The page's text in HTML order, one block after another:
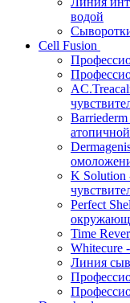
водой
Cell Fusion
K Solution
Perfect
Time
Whitecure
Линия